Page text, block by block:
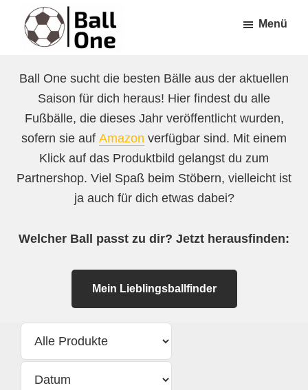
Inhalt
springen
Fußzeile
springen
One
Fußball!
Menü
Ball One sucht die besten Bälle aus der aktuellen
Saison für dich heraus! Hier findest du alle
Fußbälle, die dieses Jahr veröffentlicht wurden,
sofern sie auf Amazon verfügbar sind. Mit einem
Klick auf das Produktbild gelangst du zum
Partnershop. Viel Spaß beim Stöbern, vielleicht ist
ja auch für dich etwas dabei?
Welcher Ball passt zu dir? Jetzt herausfinden:
Mein Lieblingsballfinder